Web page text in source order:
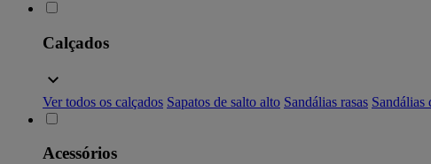
Calçados
Ver todos os calçados Sapatos de salto alto Sandálias rasas Sandálias
Acessórios